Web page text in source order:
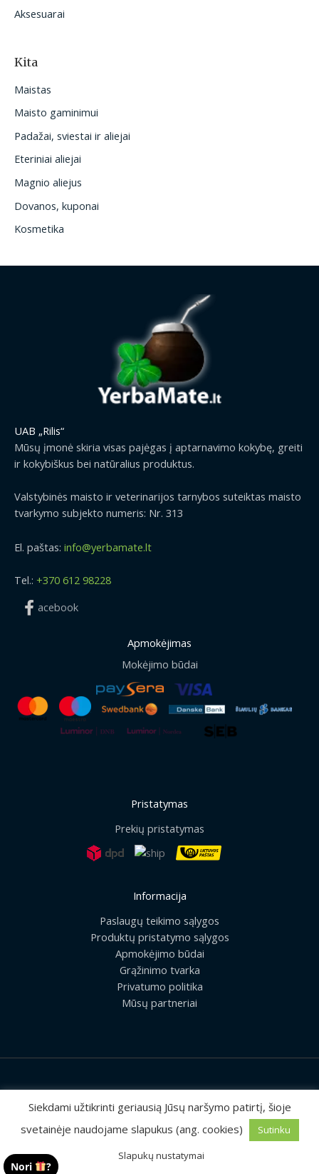
Aksesuarai
Kita
Maistas
Maisto gaminimui
Padažai, sviestai ir aliejai
Eteriniai aliejai
Magnio aliejus
Dovanos, kuponai
Kosmetika
UAB „Rilis“
Mūsų įmonė skiria visas pajėgas į aptarnavimo kokybę, greiti
ir kokybiškus bei natūralius produktus.
Valstybinės maisto ir veterinarijos tarnybos suteiktas maisto
tvarkymo subjekto numeris: Nr. 313
El. paštas: info@yerbamate.lt
Tel.: +370 612 98228
acebook
Apmokėjimas
Mokėjimo būdai
Pristatymas
Prekių pristatymas
Informacija
Paslaugų teikimo sąlygos
Produktų pristatymo sąlygos
Apmokėjimo būdai
Grąžinimo tvarka
Privatumo politika
Mūsų partneriai
2026 © Visos teisės saugomos | UAB „Rilis“
Sprendimas:MEDIAERN
Siekdami užtikrinti geriausią Jūsų naršymo patirtį, šioje
svetainėje naudojame slapukus (ang. cookies)
Sutinku
Slapukų nustatymai
Nori ?